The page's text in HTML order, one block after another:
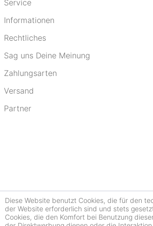
Service
Informationen
Rechtliches
Sag uns Deine Meinung
Zahlungsarten
Versand
Partner
Diese Website benutzt Cookies, die für den
der Website erforderlich sind und stets
Cookies, die den Komfort bei Benutzung